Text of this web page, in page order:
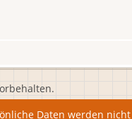
Daten werden